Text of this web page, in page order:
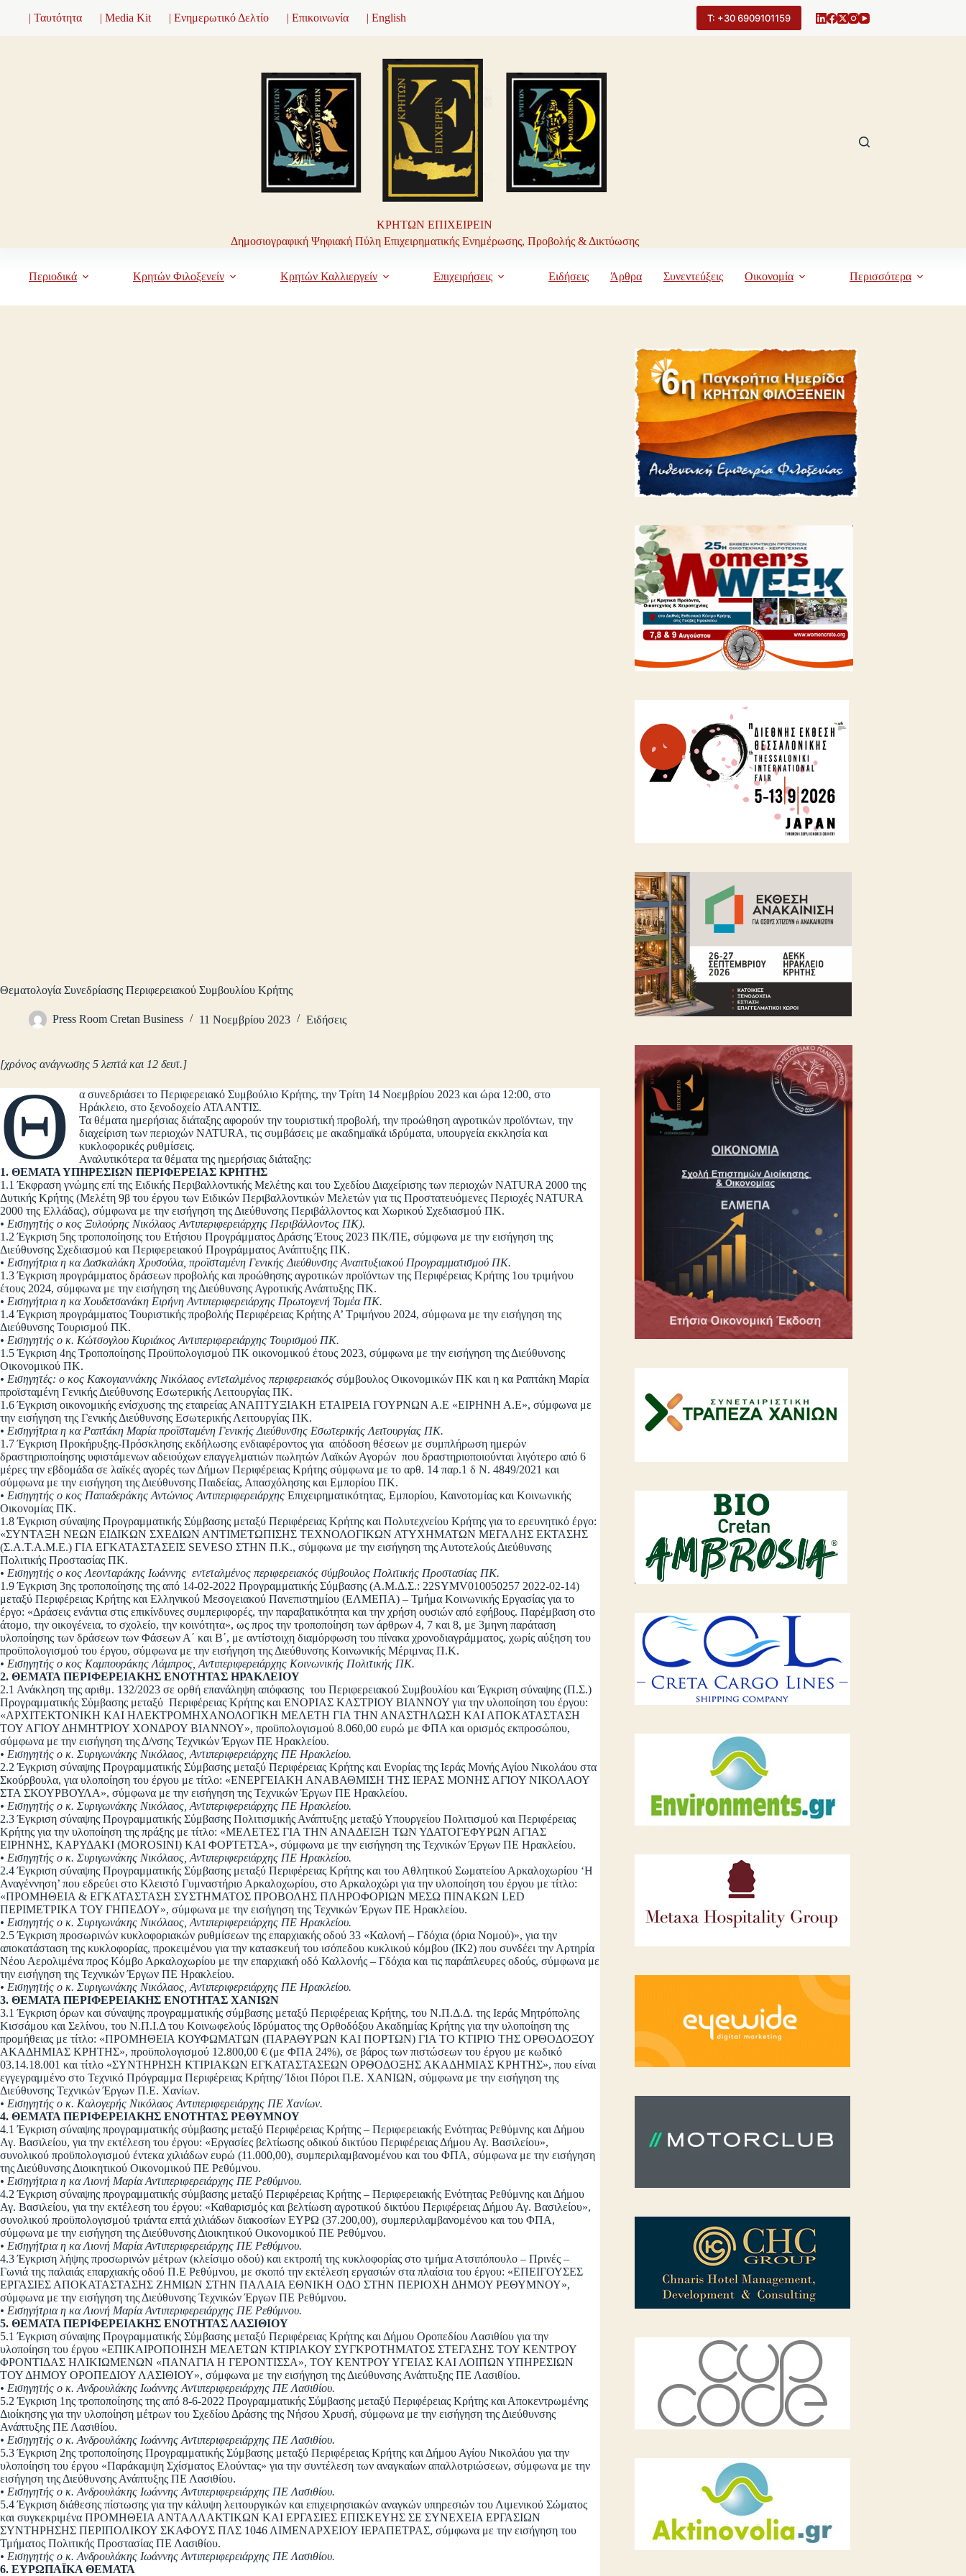
| Ταυτότητα | Media Kit | Ενημερωτικό Δελτίο | Επικοινωνία | English Τ: +30 6909101159
ΚΡΗΤΩΝ ΕΠΙΧΕΙΡΕΙΝ
Δημοσιογραφική Ψηφιακή Πύλη Επιχειρηματικής Ενημέρωσης, Προβολής & Δικτύωσης
Περιοδικά Κρητών Φιλοξενείν Κρητών Καλλιεργείν Επιχειρήσεις Ειδήσεις Άρθρα Συνεντεύξεις Οικονομία Περισσότερα
Θεματολογία Συνεδρίασης Περιφερειακού Συμβουλίου Κρήτης
Press Room Cretan Business 11 Νοεμβρίου 2023 Ειδήσεις
[χρόνος ανάγνωσης 5 λεπτά και 12 δευτ.]
Θ
α συνεδριάσει το Περιφερειακό Συμβούλιο Κρήτης, την Τρίτη 14 Νοεμβρίου 2023 και ώρα 12:00, στο
Ηράκλειο, στο ξενοδοχείο ΑΤΛΑΝΤΙΣ.
Τα θέματα ημερήσιας διάταξης αφορούν την τουριστική προβολή, την προώθηση αγροτικών προϊόντων, την
διαχείριση των περιοχών NATURA, τις συμβάσεις με ακαδημαϊκά ιδρύματα, υπουργεία εκκλησία και
κυκλοφορικές ρυθμίσεις.
Αναλυτικότερα τα θέματα της ημερήσιας διάταξης:
1. ΘΕΜΑΤΑ ΥΠΗΡΕΣΙΩΝ ΠΕΡΙΦΕΡΕΙΑΣ ΚΡΗΤΗΣ
1.1 Έκφραση γνώμης επί της Ειδικής Περιβαλλοντικής Μελέτης και του Σχεδίου Διαχείρισης των περιοχών NATURA 2000 της
Δυτικής Κρήτης (Μελέτη 9β του έργου των Ειδικών Περιβαλλοντικών Μελετών για τις Προστατευόμενες Περιοχές NATURA
2000 της Ελλάδας), σύμφωνα με την εισήγηση της Διεύθυνσης Περιβάλλοντος και Χωρικού Σχεδιασμού ΠΚ.
• Εισηγητής ο κος Ξυλούρης Νικόλαος Αντιπεριφερειάρχης Περιβάλλοντος ΠΚ).
1.2 Έγκριση 5ης τροποποίησης του Ετήσιου Προγράμματος Δράσης Έτους 2023 ΠΚ/ΠΕ, σύμφωνα με την εισήγηση της
Διεύθυνσης Σχεδιασμού και Περιφερειακού Προγράμματος Ανάπτυξης ΠΚ.
• Εισηγήτρια η κα Δασκαλάκη Χρυσούλα, προϊσταμένη Γενικής Διεύθυνσης Αναπτυξιακού Προγραμματισμού ΠΚ.
1.3 Έγκριση προγράμματος δράσεων προβολής και προώθησης αγροτικών προϊόντων της Περιφέρειας Κρήτης 1ου τριμήνου
έτους 2024, σύμφωνα με την εισήγηση της Διεύθυνσης Αγροτικής Ανάπτυξης ΠΚ.
• Εισηγήτρια η κα Χουδετσανάκη Ειρήνη Αντιπεριφερειάρχης Πρωτογενή Τομέα ΠΚ.
1.4 Έγκριση προγράμματος Τουριστικής προβολής Περιφέρειας Κρήτης Α’ Τριμήνου 2024, σύμφωνα με την εισήγηση της
Διεύθυνσης Τουρισμού ΠΚ.
• Εισηγητής ο κ. Κώτσογλου Κυριάκος Αντιπεριφερειάρχης Τουρισμού ΠΚ.
1.5 Έγκριση 4ης Τροποποίησης Προϋπολογισμού ΠΚ οικονομικού έτους 2023, σύμφωνα με την εισήγηση της Διεύθυνσης
Οικονομικού ΠΚ.
• Εισηγητές: ο κος Κακογιαννάκης Νικόλαος εντεταλμένος περιφερειακός σύμβουλος Οικονομικών ΠΚ και η κα Ραπτάκη Μαρία
προϊσταμένη Γενικής Διεύθυνσης Εσωτερικής Λειτουργίας ΠΚ.
1.6 Έγκριση οικονομικής ενίσχυσης της εταιρείας ΑΝΑΠΤΥΞΙΑΚΗ ΕΤΑΙΡΕΙΑ ΓΟΥΡΝΩΝ Α.Ε «ΕΙΡΗΝΗ Α.Ε», σύμφωνα με
την εισήγηση της Γενικής Διεύθυνσης Εσωτερικής Λειτουργίας ΠΚ.
• Εισηγήτρια η κα Ραπτάκη Μαρία προϊσταμένη Γενικής Διεύθυνσης Εσωτερικής Λειτουργίας ΠΚ.
1.7 Έγκριση Προκήρυξης-Πρόσκλησης εκδήλωσης ενδιαφέροντος για απόδοση θέσεων με συμπλήρωση ημερών
δραστηριοποίησης υφιστάμενων αδειούχων επαγγελματιών πωλητών Λαϊκών Αγορών που δραστηριοποιούνται λιγότερο από 6
μέρες την εβδομάδα σε λαϊκές αγορές των Δήμων Περιφέρειας Κρήτης σύμφωνα με το αρθ. 14 παρ.1 δ Ν. 4849/2021 και
σύμφωνα με την εισήγηση της Διεύθυνσης Παιδείας, Απασχόλησης και Εμπορίου ΠΚ.
• Εισηγητής ο κος Παπαδεράκης Αντώνιος Αντιπεριφερειάρχης Επιχειρηματικότητας, Εμπορίου, Καινοτομίας και Κοινωνικής
Οικονομίας ΠΚ.
1.8 Έγκριση σύναψης Προγραμματικής Σύμβασης μεταξύ Περιφέρειας Κρήτης και Πολυτεχνείου Κρήτης για το ερευνητικό έργο:
«ΣΥΝΤΑΞΗ ΝΕΩΝ ΕΙΔΙΚΩΝ ΣΧΕΔΙΩΝ ΑΝΤΙΜΕΤΩΠΙΣΗΣ ΤΕΧΝΟΛΟΓΙΚΩΝ ΑΤΥΧΗΜΑΤΩΝ ΜΕΓΑΛΗΣ ΕΚΤΑΣΗΣ
(Σ.Α.Τ.Α.Μ.Ε.) ΓΙΑ ΕΓΚΑΤΑΣΤΑΣΕΙΣ SEVESO ΣΤΗΝ Π.Κ., σύμφωνα με την εισήγηση της Αυτοτελούς Διεύθυνσης
Πολιτικής Προστασίας ΠΚ.
• Εισηγητής ο κος Λεονταράκης Ιωάννης εντεταλμένος περιφερειακός σύμβουλος Πολιτικής Προστασίας ΠΚ.
1.9 Έγκριση 3ης τροποποίησης της από 14-02-2022 Προγραμματικής Σύμβασης (Α.Μ.Δ.Σ.: 22SYMV010050257 2022-02-14)
μεταξύ Περιφέρειας Κρήτης και Ελληνικού Μεσογειακού Πανεπιστημίου (ΕΛΜΕΠΑ) – Τμήμα Κοινωνικής Εργασίας για το
έργο: «Δράσεις ενάντια στις επικίνδυνες συμπεριφορές, την παραβατικότητα και την χρήση ουσιών από εφήβους. Παρέμβαση στο
άτομο, την οικογένεια, το σχολείο, την κοινότητα», ως προς την τροποποίηση των άρθρων 4, 7 και 8, με 3μηνη παράταση
υλοποίησης των δράσεων των Φάσεων Α΄ και Β΄, με αντίστοιχη διαμόρφωση του πίνακα χρονοδιαγράμματος, χωρίς αύξηση του
προϋπολογισμού του έργου, σύμφωνα με την εισήγηση της Διεύθυνσης Κοινωνικής Μέριμνας Π.Κ.
• Εισηγητής ο κος Καμπουράκης Λάμπρος, Αντιπεριφερειάρχης Κοινωνικής Πολιτικής ΠΚ.
2. ΘΕΜΑΤΑ ΠΕΡΙΦΕΡΕΙΑΚΗΣ ΕΝΟΤΗΤΑΣ ΗΡΑΚΛΕΙΟΥ
2.1 Ανάκληση της αριθμ. 132/2023 σε ορθή επανάληψη απόφασης του Περιφερειακού Συμβουλίου και Έγκριση σύναψης (Π.Σ.)
Προγραμματικής Σύμβασης μεταξύ Περιφέρειας Κρήτης και ΕΝΟΡΙΑΣ ΚΑΣΤΡΙΟΥ ΒΙΑΝΝΟΥ για την υλοποίηση του έργου:
«ΑΡΧΙΤΕΚΤΟΝΙΚΗ ΚΑΙ ΗΛΕΚΤΡΟΜΗΧΑΝΟΛΟΓΙΚΗ ΜΕΛΕΤΗ ΓΙΑ ΤΗΝ ΑΝΑΣΤΗΛΩΣΗ ΚΑΙ ΑΠΟΚΑΤΑΣΤΑΣΗ
ΤΟΥ ΑΓΙΟΥ ΔΗΜΗΤΡΙΟΥ ΧΟΝΔΡΟΥ ΒΙΑΝΝΟΥ», προϋπολογισμού 8.060,00 ευρώ με ΦΠΑ και ορισμός εκπροσώπου,
σύμφωνα με την εισήγηση της Δ/νσης Τεχνικών Έργων ΠΕ Ηρακλείου.
• Εισηγητής ο κ. Συριγωνάκης Νικόλαος, Αντιπεριφερειάρχης ΠΕ Ηρακλείου.
2.2 Έγκριση σύναψης Προγραμματικής Σύμβασης μεταξύ Περιφέρειας Κρήτης και Ενορίας της Ιεράς Μονής Αγίου Νικολάου στα
Σκούρβουλα, για υλοποίηση του έργου με τίτλο: «ΕΝΕΡΓΕΙΑΚΗ ΑΝΑΒΑΘΜΙΣΗ ΤΗΣ ΙΕΡΑΣ ΜΟΝΗΣ ΑΓΙΟΥ ΝΙΚΟΛΑΟΥ
ΣΤΑ ΣΚΟΥΡΒΟΥΛΑ», σύμφωνα με την εισήγηση της Τεχνικών Έργων ΠΕ Ηρακλείου.
• Εισηγητής ο κ. Συριγωνάκης Νικόλαος, Αντιπεριφερειάρχης ΠΕ Ηρακλείου.
2.3 Έγκριση σύναψης Προγραμματικής Σύμβασης Πολιτισμικής Ανάπτυξης μεταξύ Υπουργείου Πολιτισμού και Περιφέρειας
Κρήτης για την υλοποίηση της πράξης με τίτλο: «ΜΕΛΕΤΕΣ ΓΙΑ ΤΗΝ ΑΝΑΔΕΙΞΗ ΤΩΝ ΥΔΑΤΟΓΕΦΥΡΩΝ ΑΓΙΑΣ
ΕΙΡΗΝΗΣ, ΚΑΡΥΔΑΚΙ (MOROSINI) ΚΑΙ ΦΟΡΤΕΤΣΑ», σύμφωνα με την εισήγηση της Τεχνικών Έργων ΠΕ Ηρακλείου.
• Εισηγητής ο κ. Συριγωνάκης Νικόλαος, Αντιπεριφερειάρχης ΠΕ Ηρακλείου.
2.4 Έγκριση σύναψης Προγραμματικής Σύμβασης μεταξύ Περιφέρειας Κρήτης και του Αθλητικού Σωματείου Αρκαλοχωρίου ‘Η
Αναγέννηση’ που εδρεύει στο Κλειστό Γυμναστήριο Αρκαλοχωρίου, στο Αρκαλοχώρι για την υλοποίηση του έργου με τίτλο:
«ΠΡΟΜΗΘΕΙΑ & ΕΓΚΑΤΑΣΤΑΣΗ ΣΥΣΤΗΜΑΤΟΣ ΠΡΟΒΟΛΗΣ ΠΛΗΡΟΦΟΡΙΩΝ ΜΕΣΩ ΠΙΝΑΚΩΝ LED
ΠΕΡΙΜΕΤΡΙΚΑ ΤΟΥ ΓΗΠΕΔΟΥ», σύμφωνα με την εισήγηση της Τεχνικών Έργων ΠΕ Ηρακλείου.
• Εισηγητής ο κ. Συριγωνάκης Νικόλαος, Αντιπεριφερειάρχης ΠΕ Ηρακλείου.
2.5 Έγκριση προσωρινών κυκλοφοριακών ρυθμίσεων της επαρχιακής οδού 33 «Καλονή – Γδόχια (όρια Νομού)», για την
αποκατάσταση της κυκλοφορίας, προκειμένου για την κατασκευή του ισόπεδου κυκλικού κόμβου (ΙΚ2) που συνδέει την Αρτηρία
Νέου Αερολιμένα προς Κόμβο Αρκαλοχωρίου με την επαρχιακή οδό Καλλονής – Γδόχια και τις παράπλευρες οδούς, σύμφωνα με
την εισήγηση της Τεχνικών Έργων ΠΕ Ηρακλείου.
• Εισηγητής ο κ. Συριγωνάκης Νικόλαος, Αντιπεριφερειάρχης ΠΕ Ηρακλείου.
3. ΘΕΜΑΤΑ ΠΕΡΙΦΕΡΕΙΑΚΗΣ ΕΝΟΤΗΤΑΣ ΧΑΝΙΩΝ
3.1 Έγκριση όρων και σύναψης προγραμματικής σύμβασης μεταξύ Περιφέρειας Κρήτης, του Ν.Π.Δ.Δ. της Ιεράς Μητρόπολης
Κισσάμου και Σελίνου, του Ν.Π.Ι.Δ του Κοινωφελούς Ιδρύματος της Ορθοδόξου Ακαδημίας Κρήτης για την υλοποίηση της
προμήθειας με τίτλο: «ΠΡΟΜΗΘΕΙΑ ΚΟΥΦΩΜΑΤΩΝ (ΠΑΡΑΘΥΡΩΝ ΚΑΙ ΠΟΡΤΩΝ) ΓΙΑ ΤΟ ΚΤΙΡΙΟ ΤΗΣ ΟΡΘΟΔΟΞΟΥ
ΑΚΑΔΗΜΙΑΣ ΚΡΗΤΗΣ», προϋπολογισμού 12.800,00 € (με ΦΠΑ 24%), σε βάρος των πιστώσεων του έργου με κωδικό
03.14.18.001 και τίτλο «ΣΥΝΤΗΡΗΣΗ ΚΤΙΡΙΑΚΩΝ ΕΓΚΑΤΑΣΤΑΣΕΩΝ ΟΡΘΟΔΟΞΗΣ ΑΚΑΔΗΜΙΑΣ ΚΡΗΤΗΣ», που είναι
εγγεγραμμένο στο Τεχνικό Πρόγραμμα Περιφέρειας Κρήτης/ Ίδιοι Πόροι Π.Ε. ΧΑΝΙΩΝ, σύμφωνα με την εισήγηση της
Διεύθυνσης Τεχνικών Έργων Π.Ε. Χανίων.
• Εισηγητής ο κ. Καλογερής Νικόλαος Αντιπεριφερειάρχης ΠΕ Χανίων.
4. ΘΕΜΑΤΑ ΠΕΡΙΦΕΡΕΙΑΚΗΣ ΕΝΟΤΗΤΑΣ ΡΕΘΥΜΝΟΥ
4.1 Έγκριση σύναψης προγραμματικής σύμβασης μεταξύ Περιφέρειας Κρήτης – Περιφερειακής Ενότητας Ρεθύμνης και Δήμου
Αγ. Βασιλείου, για την εκτέλεση του έργου: «Εργασίες βελτίωσης οδικού δικτύου Περιφέρειας Δήμου Αγ. Βασιλείου»,
συνολικού προϋπολογισμού έντεκα χιλιάδων ευρώ (11.000,00), συμπεριλαμβανομένου και του ΦΠΑ, σύμφωνα με την εισήγηση
της Διεύθυνσης Διοικητικού Οικονομικού ΠΕ Ρεθύμνου.
• Εισηγήτρια η κα Λιονή Μαρία Αντιπεριφερειάρχης ΠΕ Ρεθύμνου.
4.2 Έγκριση σύναψης προγραμματικής σύμβασης μεταξύ Περιφέρειας Κρήτης – Περιφερειακής Ενότητας Ρεθύμνης και Δήμου
Αγ. Βασιλείου, για την εκτέλεση του έργου: «Καθαρισμός και βελτίωση αγροτικού δικτύου Περιφέρειας Δήμου Αγ. Βασιλείου»,
συνολικού προϋπολογισμού τριάντα επτά χιλιάδων διακοσίων ΕΥΡΩ (37.200,00), συμπεριλαμβανομένου και του ΦΠΑ,
σύμφωνα με την εισήγηση της Διεύθυνσης Διοικητικού Οικονομικού ΠΕ Ρεθύμνου.
• Εισηγήτρια η κα Λιονή Μαρία Αντιπεριφερειάρχης ΠΕ Ρεθύμνου.
4.3 Έγκριση λήψης προσωρινών μέτρων (κλείσιμο οδού) και εκτροπή της κυκλοφορίας στο τμήμα Ατσιπόπουλο – Πρινές –
Γωνιά της παλαιάς επαρχιακής οδού Π.Ε Ρεθύμνου, με σκοπό την εκτέλεση εργασιών στα πλαίσια του έργου: «ΕΠΕΙΓΟΥΣΕΣ
ΕΡΓΑΣΙΕΣ ΑΠΟΚΑΤΑΣΤΑΣΗΣ ΖΗΜΙΩΝ ΣΤΗΝ ΠΑΛΑΙΑ ΕΘΝΙΚΗ ΟΔΟ ΣΤΗΝ ΠΕΡΙΟΧΗ ΔΗΜΟΥ ΡΕΘΥΜΝΟΥ»,
σύμφωνα με την εισήγηση της Διεύθυνσης Τεχνικών Έργων ΠΕ Ρεθύμνου.
• Εισηγήτρια η κα Λιονή Μαρία Αντιπεριφερειάρχης ΠΕ Ρεθύμνου.
5. ΘΕΜΑΤΑ ΠΕΡΙΦΕΡΕΙΑΚΗΣ ΕΝΟΤΗΤΑΣ ΛΑΣΙΘΙΟΥ
5.1 Έγκριση σύναψης Προγραμματικής Σύμβασης μεταξύ Περιφέρειας Κρήτης και Δήμου Οροπεδίου Λασιθίου για την
υλοποίηση του έργου «ΕΠΙΚΑΙΡΟΠΟΙΗΣΗ ΜΕΛΕΤΩΝ ΚΤΙΡΙΑΚΟΥ ΣΥΓΚΡΟΤΗΜΑΤΟΣ ΣΤΕΓΑΣΗΣ ΤΟΥ ΚΕΝΤΡΟΥ
ΦΡΟΝΤΙΔΑΣ ΗΛΙΚΙΩΜΕΝΩΝ «ΠΑΝΑΓΙΑ Η ΓΕΡΟΝΤΙΣΣΑ», ΤΟΥ ΚΕΝΤΡΟΥ ΥΓΕΙΑΣ ΚΑΙ ΛΟΙΠΩΝ ΥΠΗΡΕΣΙΩΝ
ΤΟΥ ΔΗΜΟΥ ΟΡΟΠΕΔΙΟΥ ΛΑΣΙΘΙΟΥ», σύμφωνα με την εισήγηση της Διεύθυνσης Ανάπτυξης ΠΕ Λασιθίου.
• Εισηγητής ο κ. Ανδρουλάκης Ιωάννης Αντιπεριφερειάρχης ΠΕ Λασιθίου.
5.2 Έγκριση 1ης τροποποίησης της από 8-6-2022 Προγραμματικής Σύμβασης μεταξύ Περιφέρειας Κρήτης και Αποκεντρωμένης
Διοίκησης για την υλοποίηση μέτρων του Σχεδίου Δράσης της Νήσου Χρυσή, σύμφωνα με την εισήγηση της Διεύθυνσης
Ανάπτυξης ΠΕ Λασιθίου.
• Εισηγητής ο κ. Ανδρουλάκης Ιωάννης Αντιπεριφερειάρχης ΠΕ Λασιθίου.
5.3 Έγκριση 2ης τροποποίησης Προγραμματικής Σύμβασης μεταξύ Περιφέρειας Κρήτης και Δήμου Αγίου Νικολάου για την
υλοποίηση του έργου «Παράκαμψη Σχίσματος Ελούντας» για την συντέλεση των αναγκαίων απαλλοτριώσεων, σύμφωνα με την
εισήγηση της Διεύθυνσης Ανάπτυξης ΠΕ Λασιθίου.
• Εισηγητής ο κ. Ανδρουλάκης Ιωάννης Αντιπεριφερειάρχης ΠΕ Λασιθίου.
5.4 Έγκριση διάθεσης πίστωσης για την κάλυψη λειτουργικών και επιχειρησιακών αναγκών υπηρεσιών του Λιμενικού Σώματος
και συγκεκριμένα ΠΡΟΜΗΘΕΙΑ ΑΝΤΑΛΛΑΚΤΙΚΩΝ ΚΑΙ ΕΡΓΑΣΙΕΣ ΕΠΙΣΚΕΥΗΣ ΣΕ ΣΥΝΕΧΕΙΑ ΕΡΓΑΣΙΩΝ
ΣΥΝΤΗΡΗΣΗΣ ΠΕΡΙΠΟΛΙΚΟΥ ΣΚΑΦΟΥΣ ΠΛΣ 1046 ΛΙΜΕΝΑΡΧΕΙΟΥ ΙΕΡΑΠΕΤΡΑΣ, σύμφωνα με την εισήγηση του
Τμήματος Πολιτικής Προστασίας ΠΕ Λασιθίου.
• Εισηγητής ο κ. Ανδρουλάκης Ιωάννης Αντιπεριφερειάρχης ΠΕ Λασιθίου.
6. ΕΥΡΩΠΑΪΚΑ ΘΕΜΑΤΑ